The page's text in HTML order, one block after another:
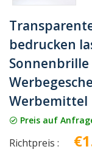
bedrucken
Werbemittel
Preis auf
Richtpreis :